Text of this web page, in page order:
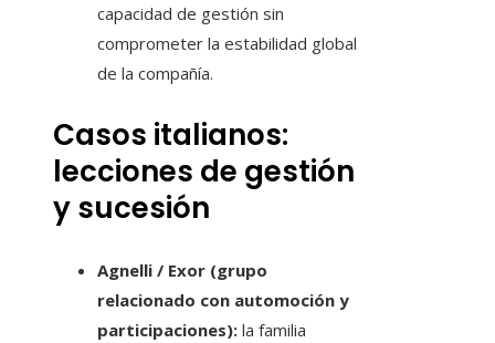
capacidad de gestión sin
comprometer la estabilidad global
de la compañía.
Casos italianos:
lecciones de gestión
y sucesión
Agnelli / Exor (grupo
relacionado con automoción y
participaciones): la familia